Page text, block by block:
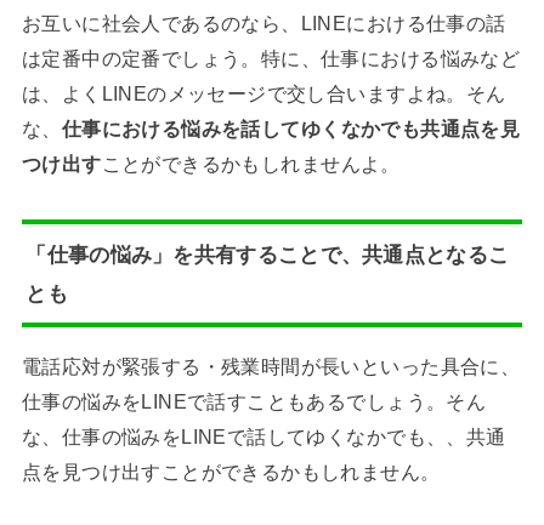
お互いに社会人であるのなら、LINEにおける仕事の話
は定番中の定番でしょう。特に、仕事における悩みなど
は、よくLINEのメッセージで交し合いますよね。そん
な、 仕事における悩みを話してゆくなかでも共通点を見
つけ出すことができるかもしれませんよ。
「仕事の悩み」を共有することで、共通点となるこ
とも
電話応対が緊張する・残業時間が長いといった具合に、
仕事の悩みをLINEで話すこともあるでしょう。そん
な、仕事の悩みをLINEで話してゆくなかでも、、共通
点を見つけ出すことができるかもしれません。